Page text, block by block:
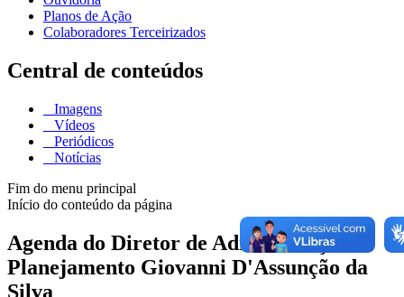
Planos de Ação
Colaboradores Terceirizados
Central de conteúdos
Imagens
Vídeos
Periódicos
Notícias
Fim do menu principal
Início do conteúdo da página
Agenda do Diretor de Administração e
Planejamento Giovanni D'Assunção da
Silva